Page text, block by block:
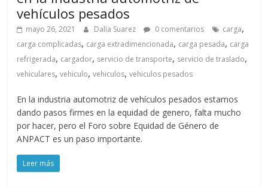
vehículos pesados
mayo 26, 2021 Dalia Suarez 0 comentarios carga,
carga complicadas, carga extradimencionada, carga pesada, carga
refrigerada, cargador, servicio de transporte, servicio de traslado,
vehiculares,vehiculo,vehiculos,vehiculos pesados
En la industria automotriz de vehículos pesados estamos
dando pasos firmes en la equidad de genero, falta mucho
por hacer, pero el Foro sobre Equidad de Género de
ANPACT es un paso importante.
Leer más